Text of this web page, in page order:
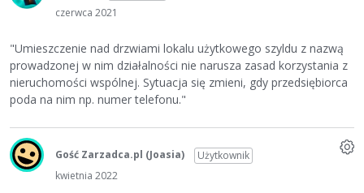
czerwca 2021
"Umieszczenie nad drzwiami lokalu użytkowego szyldu z nazwą
prowadzonej w nim działalności nie narusza zasad korzystania z
nieruchomości wspólnej. Sytuacja się zmieni, gdy przedsiębiorca
poda na nim np. numer telefonu."
Gość Zarzadca.pl (Joasia)
Użytkownik
kwietnia 2022